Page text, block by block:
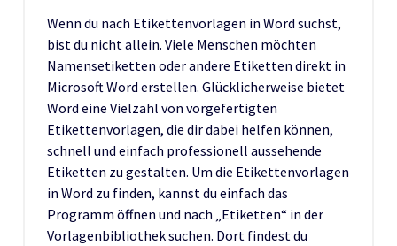
Wenn du nach Etikettenvorlagen in Word suchst,
bist du nicht allein. Viele Menschen möchten
Namensetiketten oder andere Etiketten direkt in
Microsoft Word erstellen. Glücklicherweise bietet
Word eine Vielzahl von vorgefertigten
Etikettenvorlagen, die dir dabei helfen können,
schnell und einfach professionell aussehende
Etiketten zu gestalten. Um die Etikettenvorlagen
in Word zu finden, kannst du einfach das
Programm öffnen und nach „Etiketten“ in der
Vorlagenbibliothek suchen. Dort findest du